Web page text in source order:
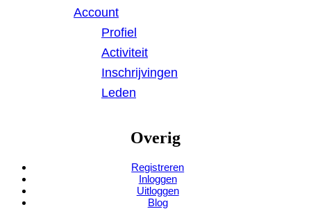
Account
Profiel
Activiteit
Inschrijvingen
Leden
Overig
Registreren
Inloggen
Uitloggen
Blog